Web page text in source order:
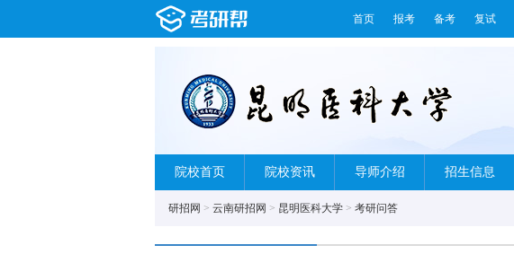
首页 报考 备考 复试
院校首页 院校资讯 导师介绍 招生信息
研招网 > 云南研招网 > 昆明医科大学 > 考研问答